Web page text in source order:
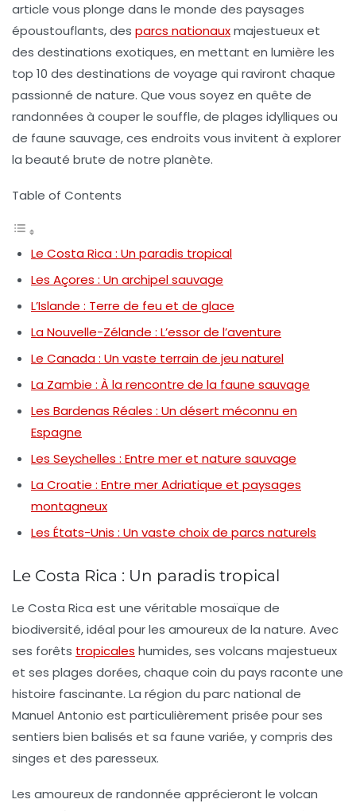
article vous plonge dans le monde des paysages
époustouflants, des parcs nationauxmajestueux et
des destinations exotiques, en mettant en lumière les
top 10 des destinations de voyage qui raviront chaque
passionné de nature. Que vous soyez en quête de
randonnées à couper le souffle, de plages idylliques ou
de faune sauvage, ces endroits vous invitent à explorer
la beauté brute de notre planète.
Table of Contents
Le Costa Rica : Un paradis tropical
Les Açores : Un archipel sauvage
L’Islande : Terre de feu et de glace
La Nouvelle-Zélande : L’essor de l’aventure
Le Canada : Un vaste terrain de jeu naturel
La Zambie : À la rencontre de la faune sauvage
Les Bardenas Réales : Un désert méconnu en
Espagne
Les Seychelles : Entre mer et nature sauvage
La Croatie : Entre mer Adriatique et paysages
montagneux
Les États-Unis : Un vaste choix de parcs naturels
Le Costa Rica : Un paradis tropical
Le Costa Rica est une véritable mosaïque de
biodiversité, idéal pour les amoureux de la nature. Avec
ses forêts tropicales humides, ses volcans majestueux
et ses plages dorées, chaque coin du pays raconte une
histoire fascinante. La région du parc national de
Manuel Antonio est particulièrement prisée pour ses
sentiers bien balisés et sa faune variée, y compris des
singes et des paresseux.
Les amoureux de randonnée apprécieront le volcan